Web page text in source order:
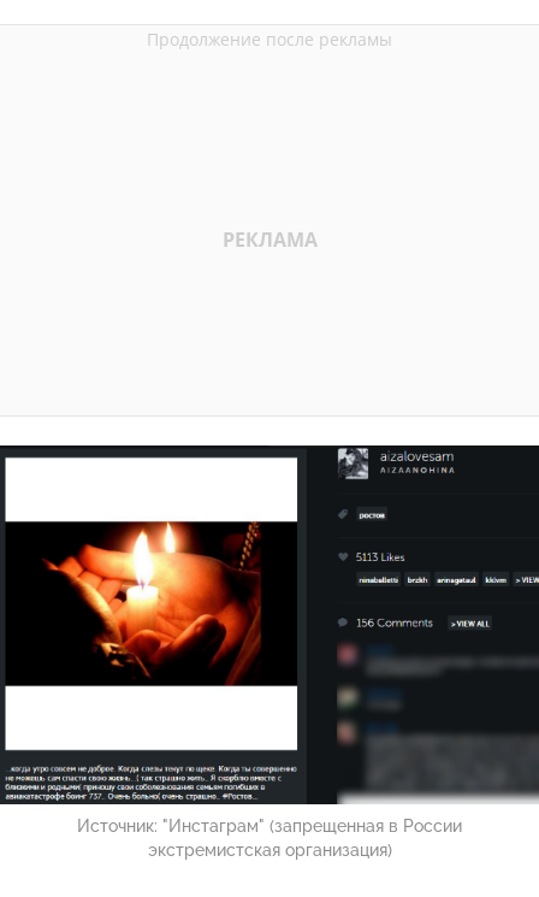
Источник: "Инстаграм" (запрещенная в России
экстремистская организация)